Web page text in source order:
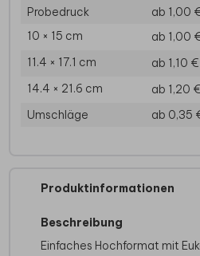
Probedruck
ab 1,00
10 × 15 cm
ab 1,00
11.4 × 17.1 cm
ab 1,10 €
14.4 × 21.6 cm
ab 1,20 €
Umschläge
ab 0,35
Produktinformationen
Beschreibung
Einfaches Hochformat mit